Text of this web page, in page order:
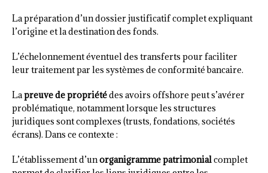
La préparation d’un dossier justificatif complet expliquant
l’origine et la destination des fonds.
L’échelonnement éventuel des transferts pour faciliter
leur traitement par les systèmes de conformité bancaire.
Lapreuve de propriétédes avoirs offshore peut s’avérer
problématique, notamment lorsque les structures
juridiques sont complexes (trusts, fondations, sociétés
écrans). Dans ce contexte :
L’établissement d’unorganigramme patrimonialcomplet